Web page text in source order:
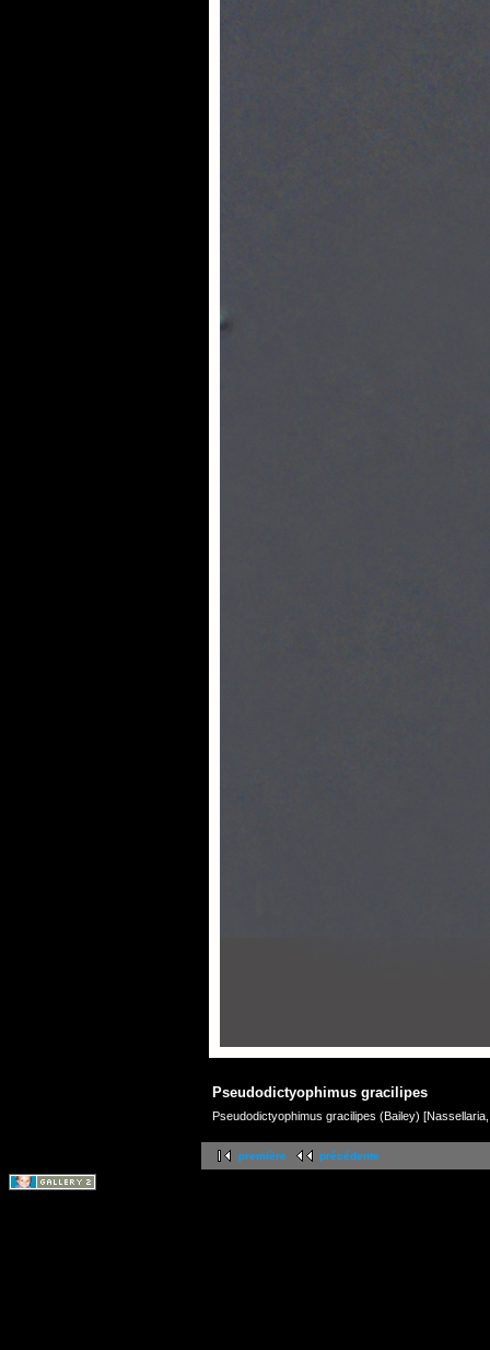
Pseudodictyophimus gracilipes
Pseudodictyophimus gracilipes (Bailey)
première précédente